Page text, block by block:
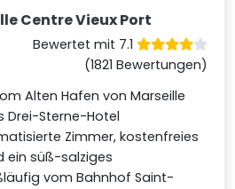
Centre Vieux Port
Bewertet mit 7.1
(1821 Bewertungen)
Alten Hafen von Marseille
Sterne-Hotel
Zimmer, kostenfreies
ein süß-salziges
vom Bahnhof Saint-